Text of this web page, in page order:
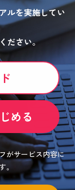
ルを実施してい
ださい。
める
がサービス内容に
。